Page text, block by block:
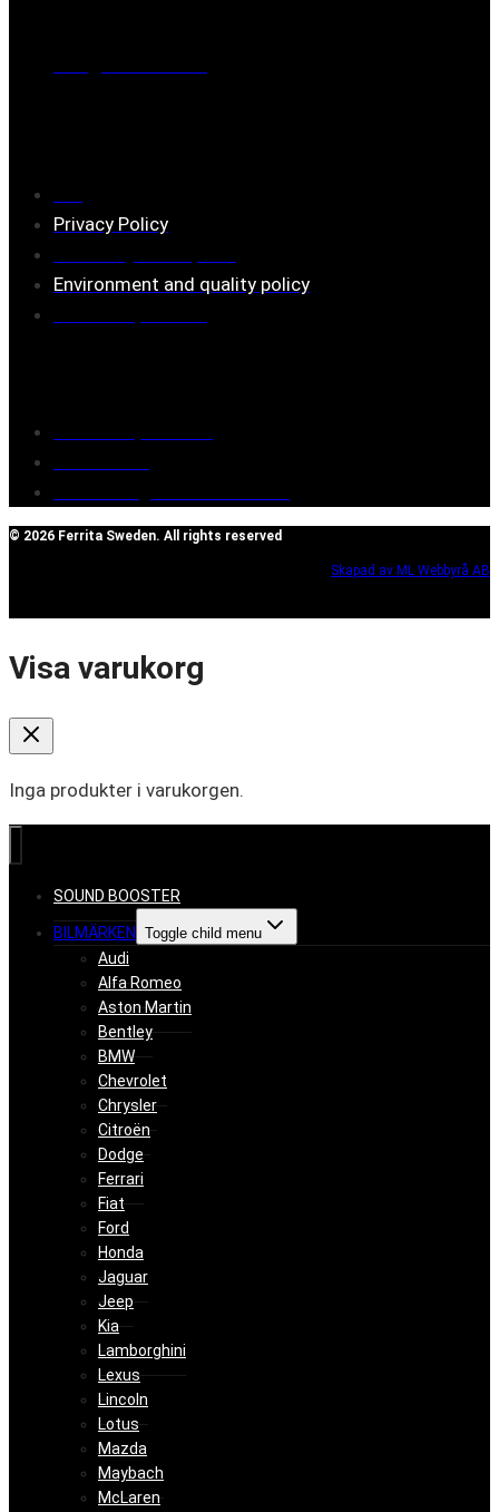
Privacy Policy
Environment and quality policy
© 2026 Ferrita Sweden. All rights reserved
Skapad av ML Webbyrå AB
Visa varukorg
Inga produkter i varukorgen.
SOUND BOOSTER
BILMÄRKEN Toggle child menu
Audi
Alfa Romeo
Aston Martin
Bentley
BMW
Chevrolet
Chrysler
Citroën
Dodge
Ferrari
Fiat
Ford
Honda
Jaguar
Jeep
Kia
Lamborghini
Lexus
Lincoln
Lotus
Mazda
Maybach
McLaren